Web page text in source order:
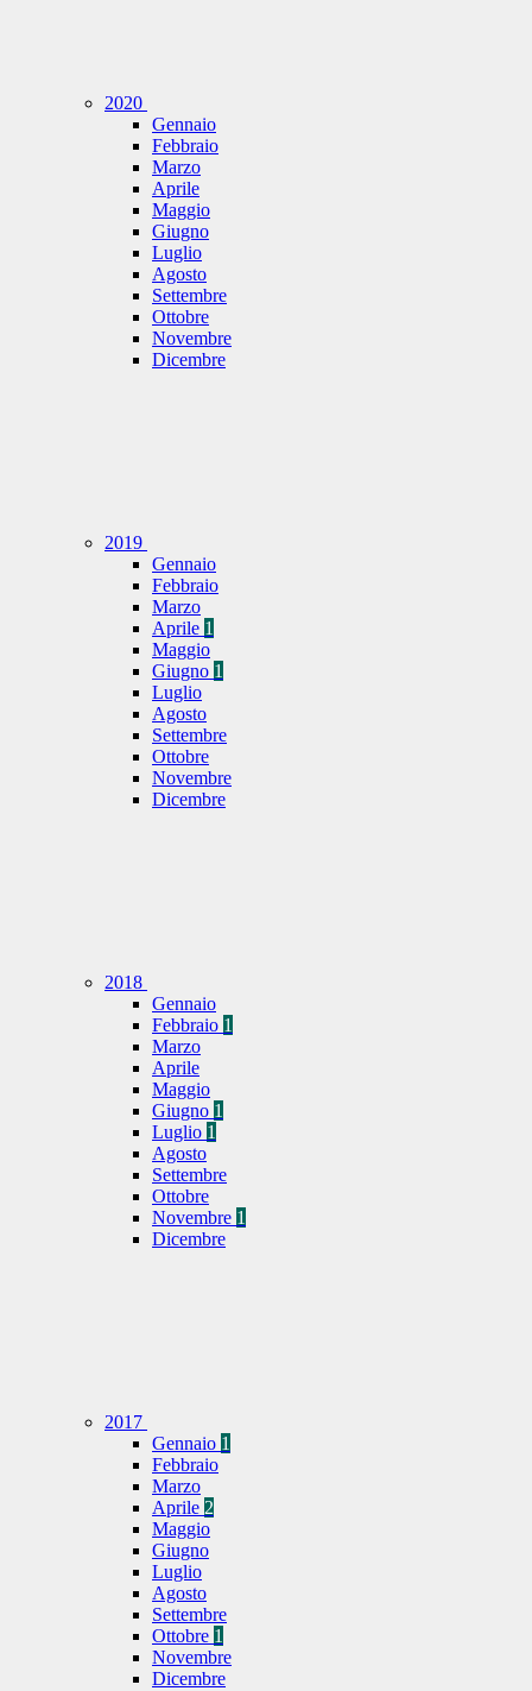
2020
Gennaio
Febbraio
Marzo
Aprile
Maggio
Giugno
Luglio
Agosto
Settembre
Ottobre
Novembre
Dicembre
2019
Gennaio
Febbraio
Marzo
Aprile 1
Maggio
Giugno 1
Luglio
Agosto
Settembre
Ottobre
Novembre
Dicembre
2018
Gennaio
Febbraio 1
Marzo
Aprile
Maggio
Giugno 1
Luglio 1
Agosto
Settembre
Ottobre
Novembre 1
Dicembre
2017
Gennaio 1
Febbraio
Marzo
Aprile 2
Maggio
Giugno
Luglio
Agosto
Settembre
Ottobre 1
Novembre
Dicembre